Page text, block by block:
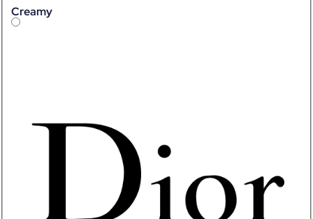
Creamy